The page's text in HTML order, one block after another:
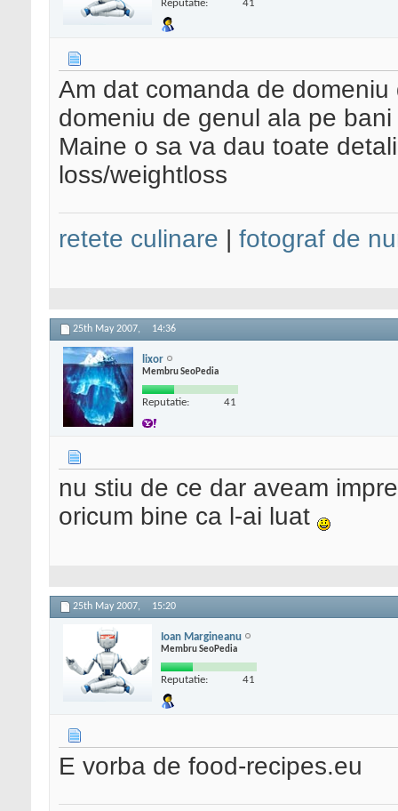
Reputatie: 41
Am dat comanda de
domeniu de genul ala pe
Maine o sa va dau toate
loss/weightloss
retete culinare fotograf de
25th May 2007, 14:36
lixor
Membru SeoPedia
Reputatie: 41
nu stiu de ce dar aveam
oricum bine ca l-ai luat
25th May 2007, 15:20
Ioan Margineanu
Membru SeoPedia
Reputatie: 41
E vorba de food-recipes.eu